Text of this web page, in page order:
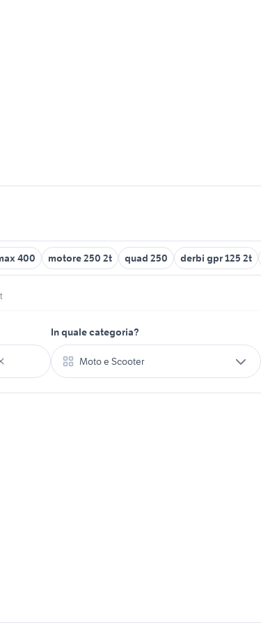
400 motore 250 2t quad 250 derbi gpr 125 2t
In quale categoria?
Moto e Scooter